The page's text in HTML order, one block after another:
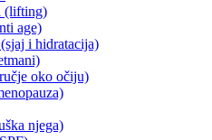
(lifting)
age)
i hidratacija)
oko očiju)
njega)